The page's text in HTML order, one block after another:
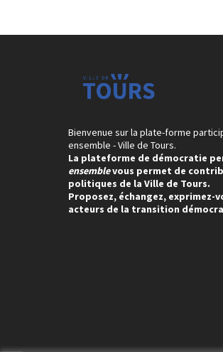
Bienvenue sur la plate-forme
ensemble - Ville de Tours.
La plateforme de démocratie
ensemblevous permet de
politiques de la Ville de Tours.
Proposez, échangez, exprimez-
acteurs de la transition